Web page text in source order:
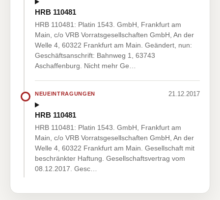
HRB 110481
HRB 110481: Platin 1543. GmbH, Frankfurt am
Main, c/o VRB Vorratsgesellschaften GmbH, An der
Welle 4, 60322 Frankfurt am Main. Geändert, nun:
Geschäftsanschrift: Bahnweg 1, 63743
Aschaffenburg. Nicht mehr Ge…
NEUEINTRAGUNGEN 21.12.2017
HRB 110481
HRB 110481: Platin 1543. GmbH, Frankfurt am
Main, c/o VRB Vorratsgesellschaften GmbH, An der
Welle 4, 60322 Frankfurt am Main. Gesellschaft mit
beschränkter Haftung. Gesellschaftsvertrag vom
08.12.2017. Gesc…